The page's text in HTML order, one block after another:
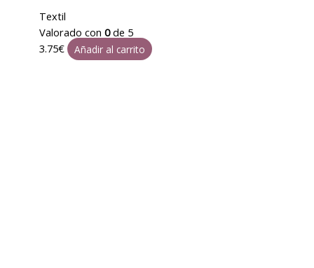
Textil
Valorado con 0de 5
3.75€ Añadir al carrito